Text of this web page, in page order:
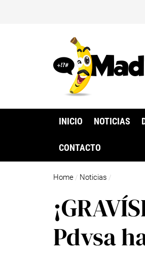
INICIO NOTICIAS
CONTACTO
Home / Noticias /
Pdvsa